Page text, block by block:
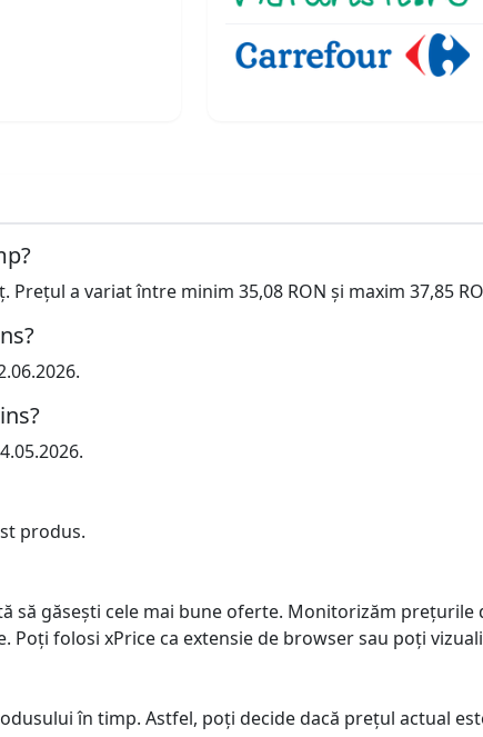
a variat între minim 35,08 RON și maxim 37,85
produs.
să găsești cele mai bune oferte. Monitorizăm prețurile
folosi xPrice ca extensie de browser sau poți
în timp. Astfel, poți decide dacă prețul actual